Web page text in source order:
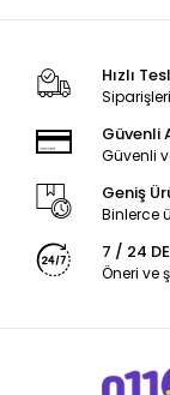
Hızlı
Güvenli
Güvenli
Geniş
Binlerce
7 / 24
Öneri ve